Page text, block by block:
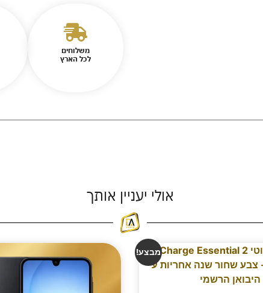
משלוחים
לכל הארץ
אולי יעניין אותך
מבצע!